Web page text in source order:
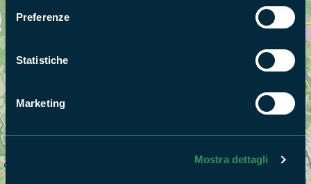
Preferenze
Statistiche
Marketing
Mostra dettagli